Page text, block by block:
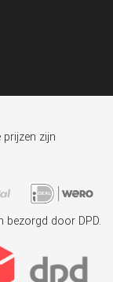
zijn
bezorgd door DPD.